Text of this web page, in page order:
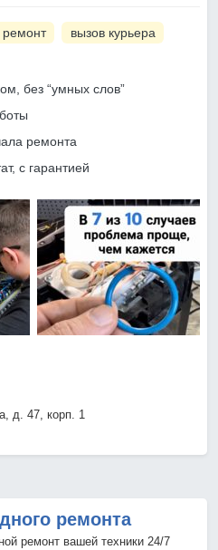
вызов курьера
без “умных слов”
ремонта
с гарантией
д. 47, корп. 1
ремонта
ремонт вашей техники 24/7